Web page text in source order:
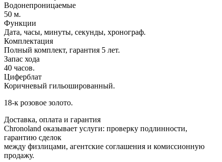
Водонепроницаемые
50 м.
Функции
Дата, часы, минуты, секунды, хронограф.
Комплектация
Полный комплект, гарантия 5 лет.
Запас хода
40 часов.
Циферблат
Коричневый гильошированный.
18-к розовое золото.
Доставка, оплата и гарантия
Chronoland оказывает услуги: проверку подлинности,
гарантию сделок
между физлицами, агентские соглашения и комиссионную
продажу.